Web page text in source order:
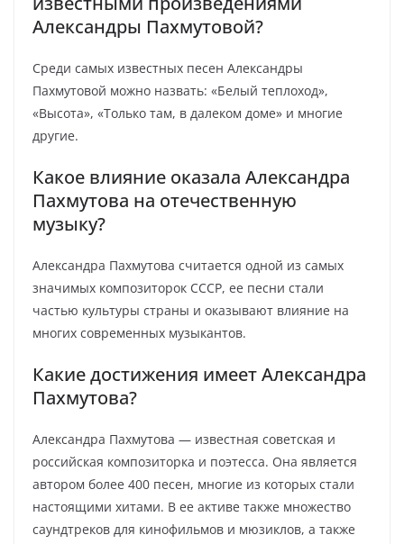
Александры Пахмутовой?
Среди самых известных песен Александры
Пахмутовой можно назвать: «Белый теплоход»,
«Высота», «Только там, в далеком доме» и многие
другие.
Какое влияние оказала Александра
Пахмутова на отечественную
музыку?
Александра Пахмутова считается одной из самых
значимых композиторок СССР, ее песни стали
частью культуры страны и оказывают влияние на
многих современных музыкантов.
Какие достижения имеет Александра
Пахмутова?
Александра Пахмутова — известная советская и
российская композиторка и поэтесса. Она является
автором более 400 песен, многие из которых стали
настоящими хитами. В ее активе также множество
саундтреков для кинофильмов и мюзиклов, а также